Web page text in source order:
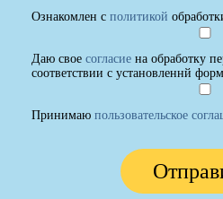
Ознакомлен с политикой
Даю свое согласие на обработку
соответствии с установленнй
Принимаю пользовательское